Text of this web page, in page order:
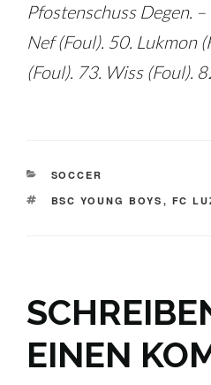
Pfostenschuss Degen.
Nef (Foul). 50. Lukmon
(Foul). 73. Wiss (Foul).
KATEGORIEN
SOCCER
SCHLAGWÖRTER
BSC YOUNG BOYS , FC
EINEN